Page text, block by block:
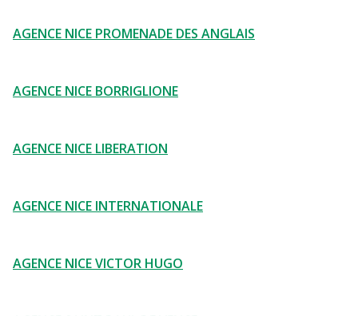
AGENCE NICE PROMENADE DES ANGLAIS
AGENCE NICE BORRIGLIONE
AGENCE NICE LIBERATION
AGENCE NICE INTERNATIONALE
AGENCE NICE VICTOR HUGO